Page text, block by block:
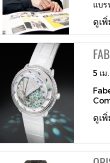
ด้าน
ครั้
ดินเ
in a
of
ของ
งาน
ก่อน
มหก
ชั้นสู
เอ็ม
กอน
แบ
ภา
ล้นไ
ประ
ลงใ
คว
Mr.
เล่า
ได้ถ่
ดูเ
5 เ
มา
มิลลิ
น้ำห
กะรั
ดูเ